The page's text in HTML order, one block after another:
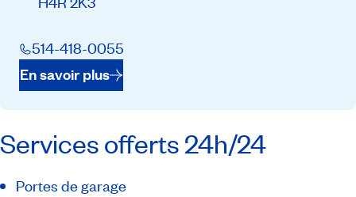
514-418-0055
En savoir plus
Services offerts 24h/24
Portes de garage